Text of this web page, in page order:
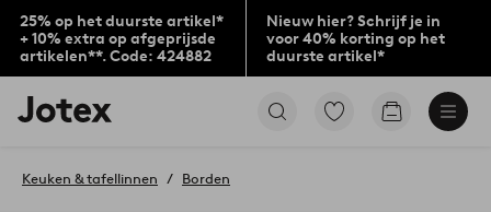
25% op het duurste artikel*
+ 10% extra op afgeprijsde
artikelen**. Code: 424882
Nieuw hier? Schrijf je in
voor 40% korting op het
duurste artikel*
Jotex
logo
to
Ga
Go
Keuken & tafellinnen Borden